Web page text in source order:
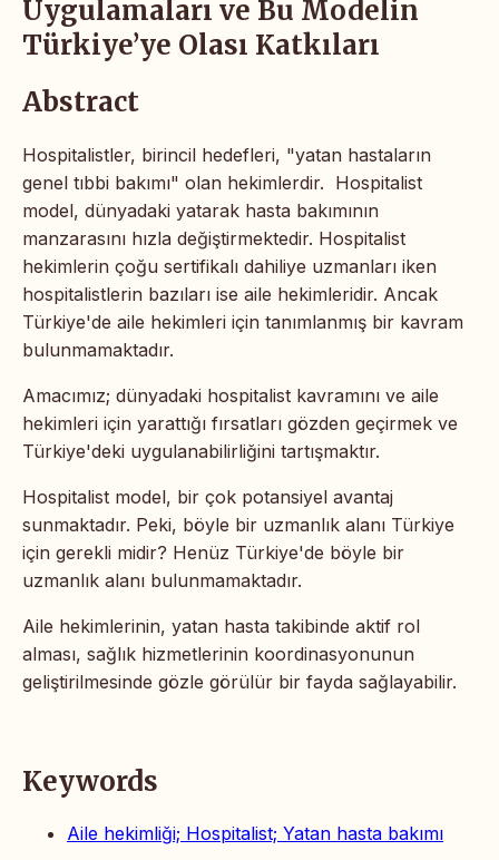
Uygulamaları ve Bu Modelin
Türkiye’ye Olası Katkıları
Abstract
Hospitalistler, birincil hedefleri, "yatan hastaların
genel tıbbi bakımı" olan hekimlerdir. Hospitalist
model, dünyadaki yatarak hasta bakımının
manzarasını hızla değiştirmektedir. Hospitalist
hekimlerin çoğu sertifikalı dahiliye uzmanları iken
hospitalistlerin bazıları ise aile hekimleridir. Ancak
Türkiye'de aile hekimleri için tanımlanmış bir kavram
bulunmamaktadır.
Amacımız; dünyadaki hospitalist kavramını ve aile
hekimleri için yarattığı fırsatları gözden geçirmek ve
Türkiye'deki uygulanabilirliğini tartışmaktır.
Hospitalist model, bir çok potansiyel avantaj
sunmaktadır. Peki, böyle bir uzmanlık alanı Türkiye
için gerekli midir? Henüz Türkiye'de böyle bir
uzmanlık alanı bulunmamaktadır.
Aile hekimlerinin, yatan hasta takibinde aktif rol
alması, sağlık hizmetlerinin koordinasyonunun
geliştirilmesinde gözle görülür bir fayda sağlayabilir.
Keywords
Aile hekimliği; Hospitalist; Yatan hasta bakımı